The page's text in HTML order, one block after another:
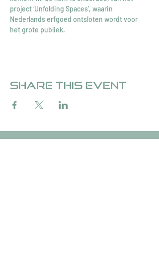
project ‘Unfolding Spaces’, waarin
Nederlands erfgoed ontsloten wordt voor
het grote publiek.
Share this event